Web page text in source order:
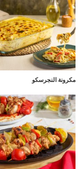
مكرونة النجرسكو